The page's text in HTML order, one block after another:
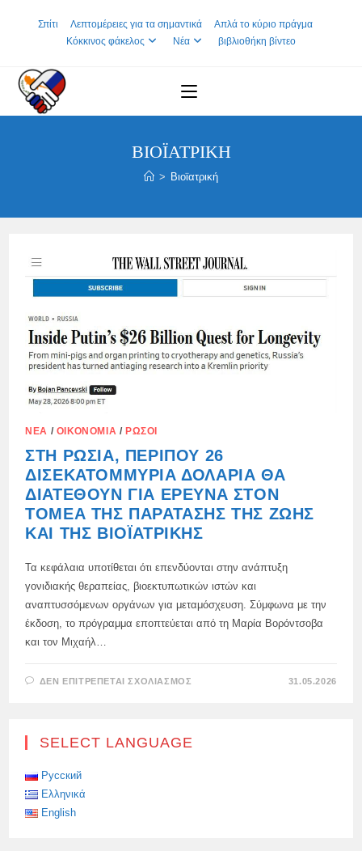
Σπίτι Λεπτομέρειες για τα σημαντικά
Απλά το κύριο πράγμα
Κόκκινος φάκελος
Νέα βιβλιοθήκη βίντεο
ΒΙΟΪΑΤΡΙΚΉ
> Βιοϊατρική
ΝΈΑ / ΟΙΚΟΝΟΜΊΑ / ΡΏΣΟΙ
ΣΤΗ ΡΩΣΊΑ, ΠΕΡΊΠΟΥ 26
ΔΙΣΕΚΑΤΟΜΜΎΡΙΑ ΔΟΛΆΡΙΑ ΘΑ
ΔΙΑΤΕΘΟΎΝ ΓΙΑ ΈΡΕΥΝΑ ΣΤΟΝ
ΤΟΜΈΑ ΤΗΣ ΠΑΡΆΤΑΣΗΣ ΤΗΣ ΖΩΉΣ
ΚΑΙ ΤΗΣ ΒΙΟΪΑΤΡΙΚΉΣ
Τα κεφάλαια υποτίθεται ότι επενδύονται στην ανάπτυξη
γονιδιακής θεραπείας, βιοεκτυπωτικών ιστών και
αναπτυσσόμενων οργάνων για μεταμόσχευση. Σύμφωνα με την
έκδοση, το πρόγραμμα εποπτεύεται από τη Μαρία Βορόντσοβα
και τον Μιχαήλ…
ΔΕΝ ΕΠΙΤΡΈΠΕΤΑΙ ΣΧΟΛΙΑΣΜΌΣ
ΔΟΛΆΡΙΑ
31.05.2026
SELECT LANGUAGE
Русский
Ελληνικά
English